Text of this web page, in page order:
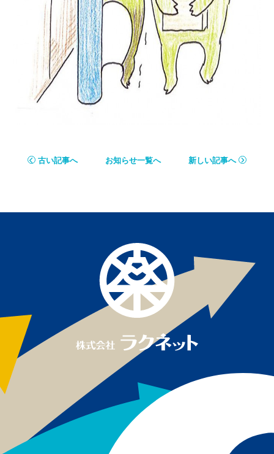
古い記事へ お知らせ一覧へ 新しい記事へ